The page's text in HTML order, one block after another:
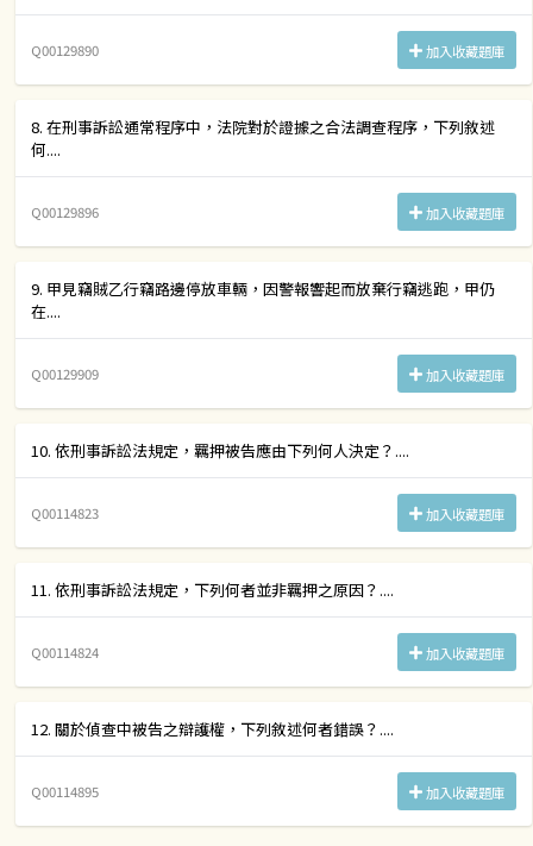
Q00129890 加入收藏題庫
8. 在刑事訴訟通常程序中，法院對於證據之合法調查程序，下列敘述
何....
Q00129896 加入收藏題庫
9. 甲見竊賊乙行竊路邊停放車輛，因警報響起而放棄行竊逃跑，甲仍
在....
Q00129909 加入收藏題庫
10. 依刑事訴訟法規定，羈押被告應由下列何人決定？....
Q00114823 加入收藏題庫
11. 依刑事訴訟法規定，下列何者並非羈押之原因？....
Q00114824 加入收藏題庫
12. 關於偵查中被告之辯護權，下列敘述何者錯誤？....
Q00114895 加入收藏題庫